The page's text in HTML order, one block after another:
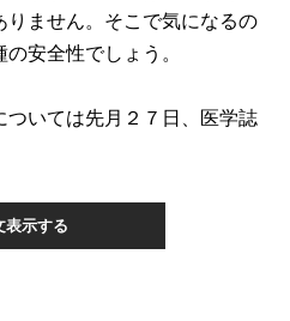
りません。そこで気になるの
安全性でしょう。
いては先月２７日、医学誌
表示する